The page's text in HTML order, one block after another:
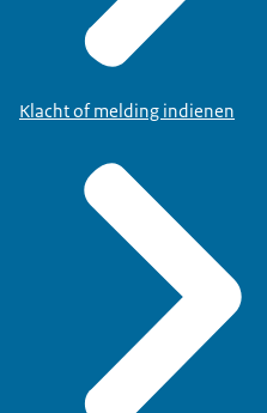
Klacht of melding indienen